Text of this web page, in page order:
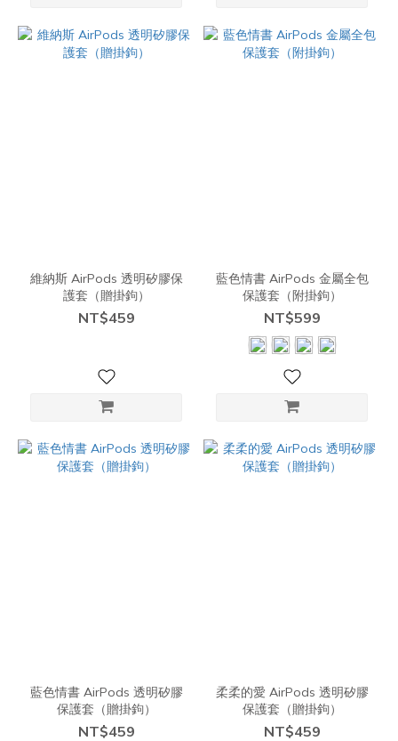
維納斯 AirPods 透明矽膠保
護套（贈掛鉤）
NT$459
藍色情書 AirPods 金屬全包
保護套（附掛鉤）
NT$599
藍色情書 AirPods 透明矽膠
保護套（贈掛鉤）
NT$459
柔柔的愛 AirPods 透明矽膠
保護套（贈掛鉤）
NT$459